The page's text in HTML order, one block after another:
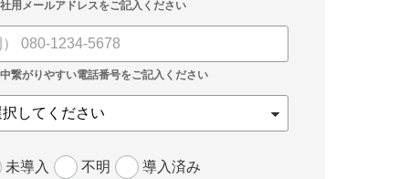
未導入 不明 導入済み